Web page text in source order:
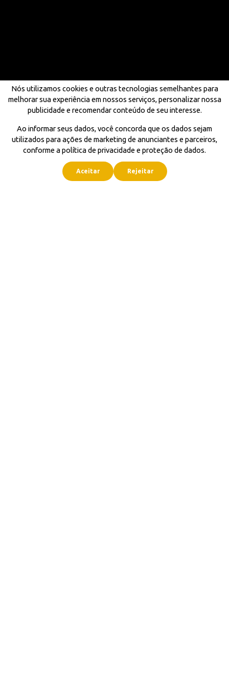
Nós utilizamos cookies e outras tecnologias semelhantes para
melhorar sua experiência em nossos serviços, personalizar nossa
publicidade e recomendar conteúdo de seu interesse.
Ao informar seus dados, você concorda que os dados sejam
utilizados para ações de marketing de anunciantes e parceiros,
conforme a política de privacidade e proteção de dados.
Aceitar Rejeitar